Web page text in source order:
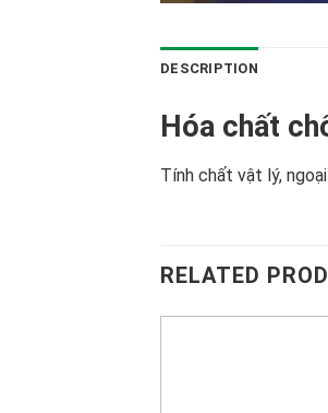
DESCRIPTION
Hóa chất
Tính chất vật lý,
RELATED